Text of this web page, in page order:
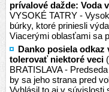
prívalové dažde: Voda
VYSOKÉ TATRY -
búrky, ktoré priniesli
Viacerými oblasťami sa
Danko posiela
tolerovať niektoré veci
BRATISLAVA -
by sa jeho strana pred
Vyhlásil to aj v súvislosti